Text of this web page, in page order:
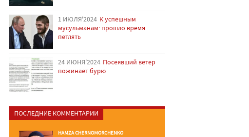
1 ИЮЛЯ'2024 К успешным
мусульманам: прошло время
петлять
24 ИЮНЯ'2024 Посеявший ветер
пожинает бурю
ПОСЛЕДНИЕ КОММЕНТАРИИ
HAMZA CHERNOMORCHENKO